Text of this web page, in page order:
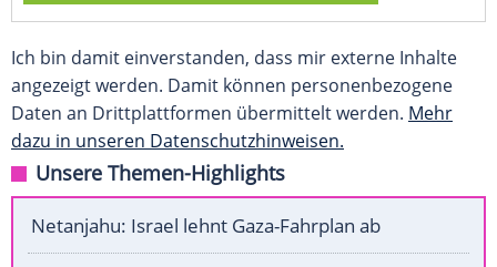
Ich bin damit einverstanden, dass mir externe Inhalte
angezeigt werden. Damit können personenbezogene
Daten an Drittplattformen übermittelt werden. Mehr
dazu in unseren Datenschutzhinweisen.
Unsere Themen-Highlights
Netanjahu: Israel lehnt Gaza-Fahrplan ab